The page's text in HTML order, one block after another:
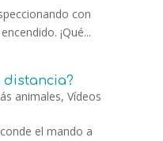
con
¡Qué...
distancia?
animales, Vídeos
el mando a